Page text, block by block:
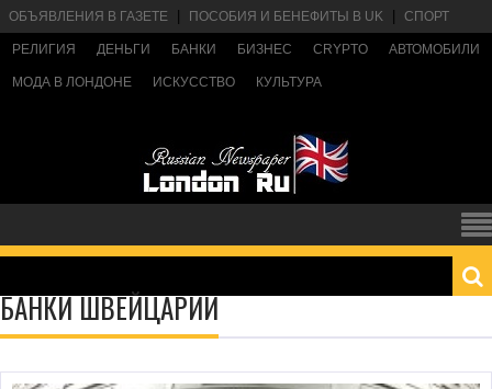
ОБЪЯВЛЕНИЯ В ГАЗЕТЕ ПОСОБИЯ И БЕНЕФИТЫ В UK СПОРТ
РЕЛИГИЯ ДЕНЬГИ БАНКИ БИЗНЕС CRYPTO АВТОМОБИЛИ
МОДА В ЛОНДОНЕ ИСКУССТВО КУЛЬТУРА
БАНКИ ШВЕЙЦАРИИ